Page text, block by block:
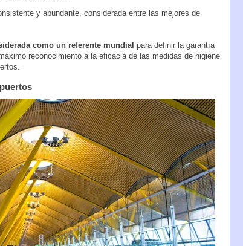
y abundante, considerada entre las mejores de
como un referente mundial para definir la garantía
reconocimiento a la eficacia de las medidas de higiene